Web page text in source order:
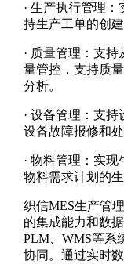
· 生产执行管理：
持生产工单的创
· 质量管理：支持
量管控，支持质
分析。
· 设备管理：支持
设备故障报修和处
· 物料管理：实现
物料需求计划的
织信MES生产管
的集成能力和数
PLM、WMS等系
协同。通过实时